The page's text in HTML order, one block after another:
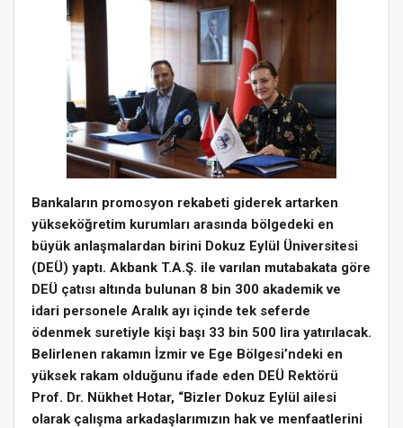
Bankaların promosyon rekabeti giderek artarken
yükseköğretim kurumları arasında bölgedeki en
büyük anlaşmalardan birini Dokuz Eylül Üniversitesi
(DEÜ) yaptı. Akbank T.A.Ş. ile varılan mutabakata göre
DEÜ çatısı altında bulunan 8 bin 300 akademik ve
idari personele Aralık ayı içinde tek seferde
ödenmek suretiyle kişi başı 33 bin 500 lira yatırılacak.
Belirlenen rakamın İzmir ve Ege Bölgesi’ndeki en
yüksek rakam olduğunu ifade eden DEÜ Rektörü
Prof. Dr. Nükhet Hotar, “Bizler Dokuz Eylül ailesi
olarak çalışma arkadaşlarımızın hak ve menfaatlerini